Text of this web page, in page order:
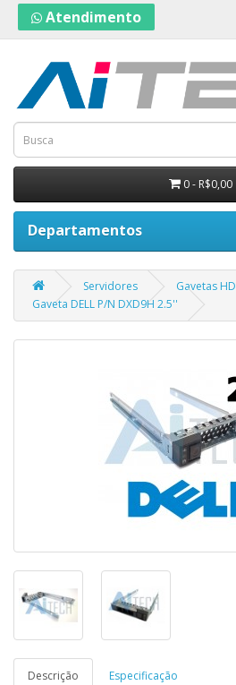
Atendimento
0 - R$0,00
Departamentos
Servidores
Gavetas HD
Gaveta DELL P/N DXD9H 2.5''
Descrição Especificação